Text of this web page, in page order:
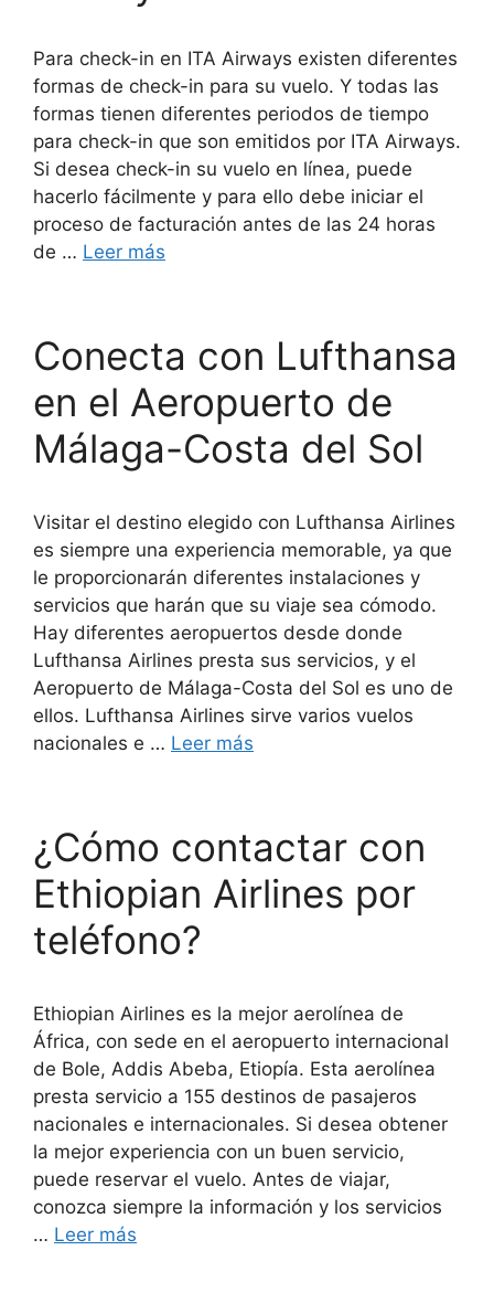
Para check-in en ITA Airways existen diferentes
formas de check-in para su vuelo. Y todas las
formas tienen diferentes periodos de tiempo
para check-in que son emitidos por ITA Airways.
Si desea check-in su vuelo en línea, puede
hacerlo fácilmente y para ello debe iniciar el
proceso de facturación antes de las 24 horas
de … Leer más
Conecta con Lufthansa
en el Aeropuerto de
Málaga-Costa del Sol
Visitar el destino elegido con Lufthansa Airlines
es siempre una experiencia memorable, ya que
le proporcionarán diferentes instalaciones y
servicios que harán que su viaje sea cómodo.
Hay diferentes aeropuertos desde donde
Lufthansa Airlines presta sus servicios, y el
Aeropuerto de Málaga-Costa del Sol es uno de
ellos. Lufthansa Airlines sirve varios vuelos
nacionales e … Leer más
¿Cómo contactar con
Ethiopian Airlines por
teléfono?
Ethiopian Airlines es la mejor aerolínea de
África, con sede en el aeropuerto internacional
de Bole, Addis Abeba, Etiopía. Esta aerolínea
presta servicio a 155 destinos de pasajeros
nacionales e internacionales. Si desea obtener
la mejor experiencia con un buen servicio,
puede reservar el vuelo. Antes de viajar,
conozca siempre la información y los servicios
… Leer más